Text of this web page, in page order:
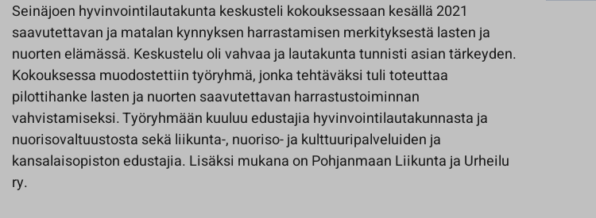
Seinäjoen hyvinvointilautakunta keskusteli kokouksessaan kesällä 2021
saavutettavan ja matalan kynnyksen harrastamisen merkityksestä lasten ja
nuorten elämässä. Keskustelu oli vahvaa ja lautakunta tunnisti asian tärkeyden.
Kokouksessa muodostettiin työryhmä, jonka tehtäväksi tuli toteuttaa
pilottihanke lasten ja nuorten saavutettavan harrastustoiminnan
vahvistamiseksi. Työryhmään kuuluu edustajia hyvinvointilautakunnasta ja
nuorisovaltuustosta sekä liikunta-, nuoriso- ja kulttuuripalveluiden ja
kansalaisopiston edustajia. Lisäksi mukana on Pohjanmaan Liikunta ja Urheilu
ry.